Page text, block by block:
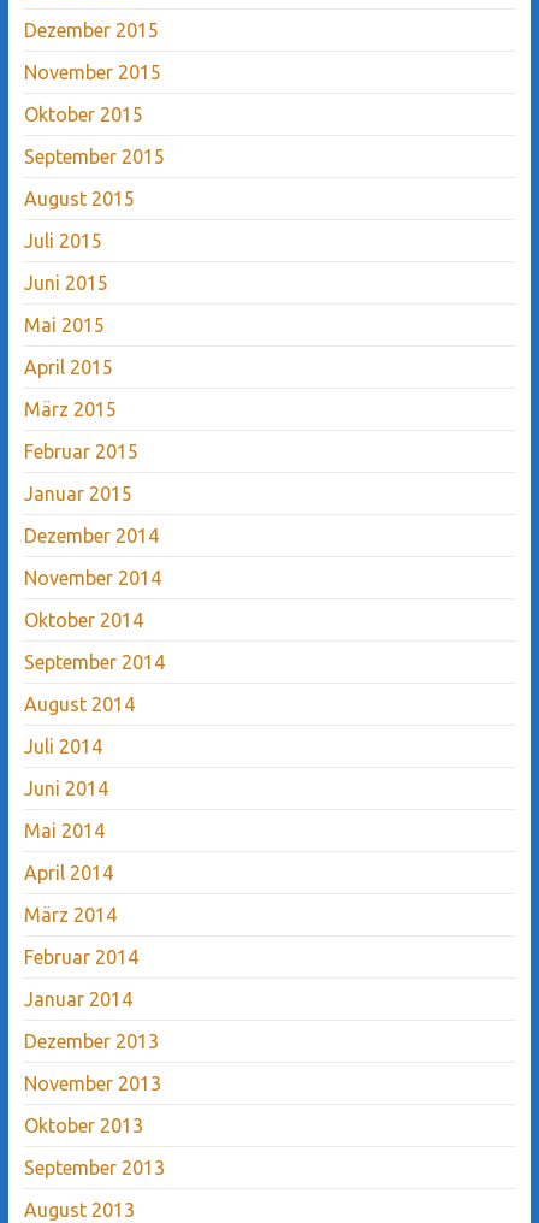
Dezember 2015
November 2015
Oktober 2015
September 2015
August 2015
Juli 2015
Juni 2015
Mai 2015
April 2015
März 2015
Februar 2015
Januar 2015
Dezember 2014
November 2014
Oktober 2014
September 2014
August 2014
Juli 2014
Juni 2014
Mai 2014
April 2014
März 2014
Februar 2014
Januar 2014
Dezember 2013
November 2013
Oktober 2013
September 2013
August 2013